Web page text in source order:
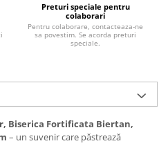
Preturi speciale pentru
colaborari
Pentru colaborare, contacteaza-ne
sa povestim. Se acorda preturi
speciale.
Biserica Fortificata Biertan,
– un suvenir care păstrează